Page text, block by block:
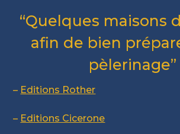
“Quelques maisons
afin de bien
pèlerinage”
– Editions Rother
– Editions Cicerone